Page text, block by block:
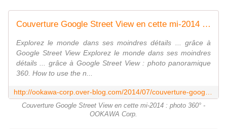
Couverture Google Street View en cette mi-2014 : photo 360° - OOKAWA Corp.
Explorez le monde dans ses moindres détails ... grâce à
Google Street View Explorez le monde dans ses moindres
détails ... grâce à Google Street View : photo panoramique
360. How to use the n...
Couverture Google Street View en cette mi-2014 : photo 360° -
OOKAWA Corp.